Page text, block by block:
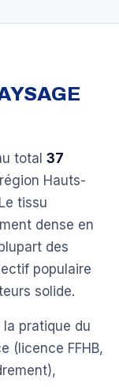
total 37
Hauts-
tissu
dense en
des
populaire
solide.
pratique du
(licence FFHB,